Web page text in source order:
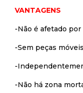
VANTAGENS
-Não é afetado
-Sem peças
-
-Não há zona